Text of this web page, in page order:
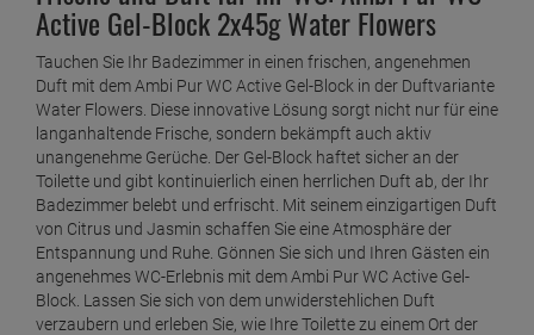
Active Gel-Block 2x45g Water Flowers
Tauchen Sie Ihr Badezimmer in einen frischen, angenehmen
Duft mit dem Ambi Pur WC Active Gel-Block in der Duftvariante
Water Flowers. Diese innovative Lösung sorgt nicht nur für eine
langanhaltende Frische, sondern bekämpft auch aktiv
unangenehme Gerüche. Der Gel-Block haftet sicher an der
Toilette und gibt kontinuierlich einen herrlichen Duft ab, der Ihr
Badezimmer belebt und erfrischt. Mit seinem einzigartigen Duft
von Citrus und Jasmin schaffen Sie eine Atmosphäre der
Entspannung und Ruhe. Gönnen Sie sich und Ihren Gästen ein
angenehmes WC-Erlebnis mit dem Ambi Pur WC Active Gel-
Block. Lassen Sie sich von dem unwiderstehlichen Duft
verzaubern und erleben Sie, wie Ihre Toilette zu einem Ort der